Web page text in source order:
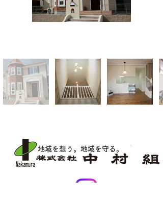
地域を想う。地域を守る 。